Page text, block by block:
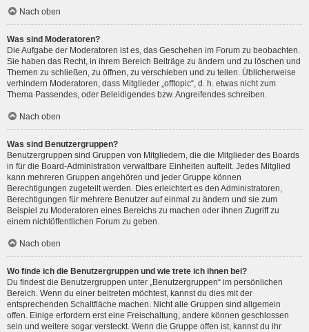
Nach oben
Was sind Moderatoren?
Die Aufgabe der Moderatoren ist es, das Geschehen im Forum zu beobachten.
Sie haben das Recht, in ihrem Bereich Beiträge zu ändern und zu löschen und
Themen zu schließen, zu öffnen, zu verschieben und zu teilen. Üblicherweise
verhindern Moderatoren, dass Mitglieder „offtopic“, d. h. etwas nicht zum
Thema Passendes, oder Beleidigendes bzw. Angreifendes schreiben.
Nach oben
Was sind Benutzergruppen?
Benutzergruppen sind Gruppen von Mitgliedern, die die Mitglieder des Boards
in für die Board-Administration verwaltbare Einheiten aufteilt. Jedes Mitglied
kann mehreren Gruppen angehören und jeder Gruppe können
Berechtigungen zugeteilt werden. Dies erleichtert es den Administratoren,
Berechtigungen für mehrere Benutzer auf einmal zu ändern und sie zum
Beispiel zu Moderatoren eines Bereichs zu machen oder ihnen Zugriff zu
einem nichtöffentlichen Forum zu geben.
Nach oben
Wo finde ich die Benutzergruppen und wie trete ich ihnen bei?
Du findest die Benutzergruppen unter „Benutzergruppen“ im persönlichen
Bereich. Wenn du einer beitreten möchtest, kannst du dies mit der
entsprechenden Schaltfläche machen. Nicht alle Gruppen sind allgemein
offen. Einige erfordern erst eine Freischaltung, andere können geschlossen
sein und weitere sogar versteckt. Wenn die Gruppe offen ist, kannst du ihr